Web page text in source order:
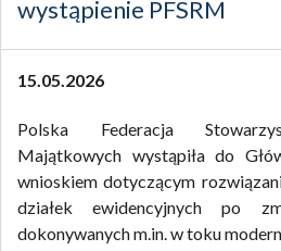
wystąpienie PFSRM
15.05.2026
Polska Federacja
Majątkowych wystąpiła do
wnioskiem dotyczącym
działek ewidencyjnych po
dokonywanych m.in. w toku